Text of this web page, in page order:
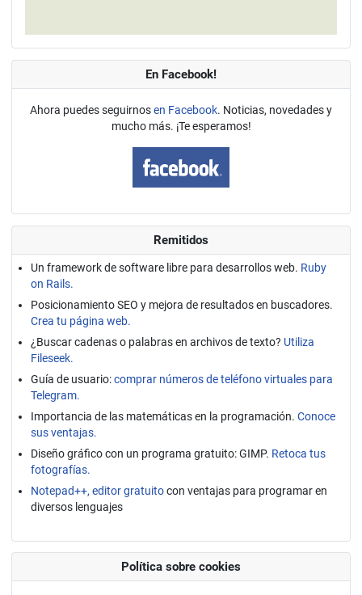
En Facebook!
Ahora puedes seguirnosen Facebook. Noticias, novedades y
mucho más. ¡Te esperamos!
Remitidos
Un framework de software libre para desarrollos web. Ruby
on Rails.
Posicionamiento SEO y mejora de resultados en buscadores.
Crea tu página web.
¿Buscar cadenas o palabras en archivos de texto? Utiliza
Fileseek.
Guía de usuario:comprar números de teléfono virtuales para
Telegram.
Importancia de las matemáticas en la programación. Conoce
sus ventajas.
Diseño gráfico con un programa gratuito: GIMP. Retoca tus
fotografías.
Notepad++, editor gratuitocon ventajas para programar en
diversos lenguajes
Política sobre cookies